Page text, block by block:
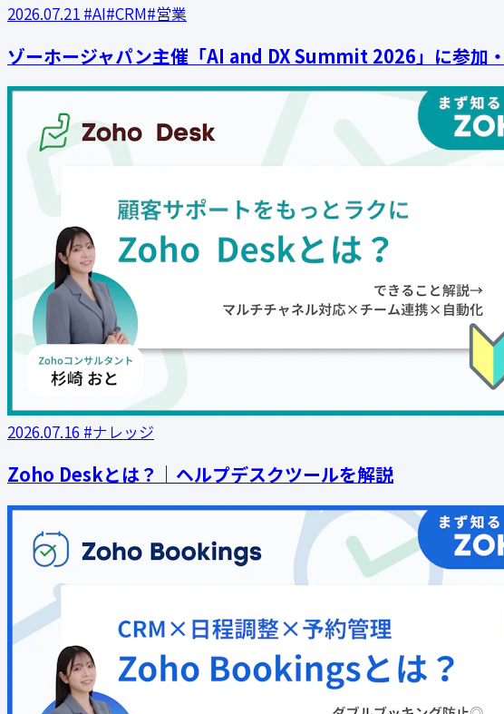
2026.07.21 #AI#CRM#営業
ゾーホージャパン主催「AI and DX Summit 2026」に参加
2026.07.16 #ナレッジ
Zoho Deskとは？｜ヘルプデスクツールを解説